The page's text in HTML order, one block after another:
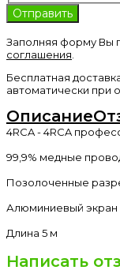
Заполняя форму Вы
соглашения
Бесплатная
автоматически при
Описание
4RCA - 4RCA
99,9% медные
Позолоченные
Алюминиевый экран
Длина 5 м
Написать